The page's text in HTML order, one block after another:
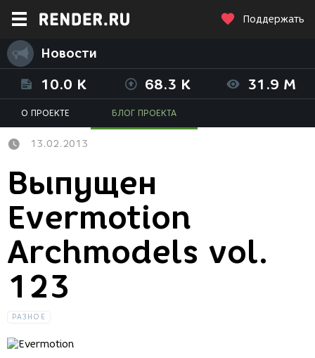
Поддержать
Новости
10.0 K 68.3 K 31.9 M
О ПРОЕКТЕ БЛОГ ПРОЕКТА
13.02.2013
Выпущен
Evermotion
Archmodels vol.
123
РАЗНОЕ